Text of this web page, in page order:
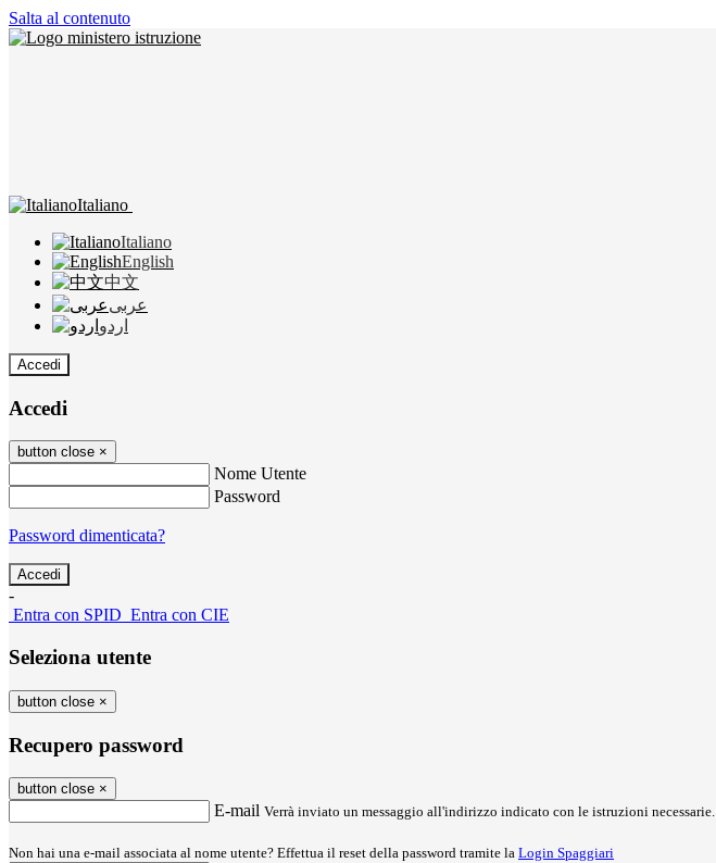
Salta al contenuto
Italiano
Italiano
English
中文
عربى
اردو
Accedi
Accedi
button close ×
Nome Utente
Password
Password dimenticata?
-
Entra con SPID Entra con CIE
Seleziona utente
button close ×
Recupero password
button close ×
E-mail Verrà inviato un messaggio all'indirizzo indicato con le istruzioni necessarie.
Non hai una e-mail associata al nome utente? Effettua il reset della password tramite la Login Spaggiari